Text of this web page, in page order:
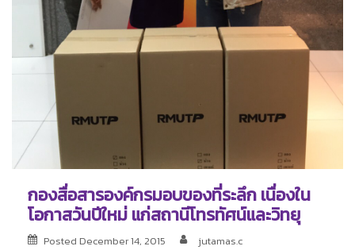
กองสื่อสารองค์กรมอบของที่ระลึก เนื่องใน
โอกาสวันปีใหม่ แก่สถานีโทรทัศน์และวิทยุ
Posted December 14, 2015
jutamas.c